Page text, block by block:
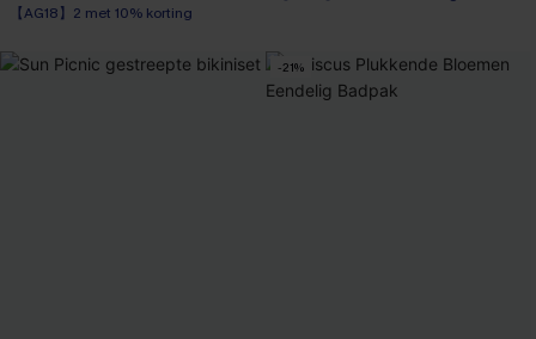
Op voorraad
-21%